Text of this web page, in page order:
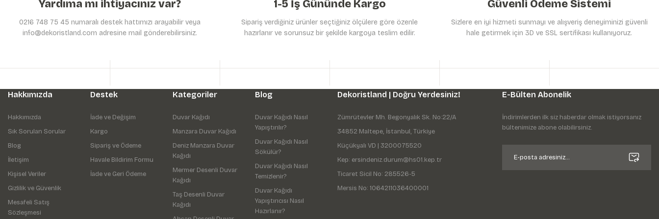
Gönder
Yardıma mı ihtiyacınız var?
0216 748 75 45 numaralı destek hattımızı arayabilir veya
info@dekoristland.com adresine mail gönderebilirsiniz.
1-5 İş Gününde Kargo
Sipariş verdiğiniz ürünler seçtiğiniz ölçülere göre özenle
hazırlanır ve sorunsuz bir şekilde kargoya teslim edilir.
Güvenli Ödeme Sistemi
Sizlere en iyi hizmeti sunmayı ve alışveriş deneyiminizi güvenli
hale getirmek için 3D ve SSL sertifikası kullanıyoruz.
Hakkımızda
Hakkımızda
Sık Sorulan Sorular
Blog
İletişim
Kişisel Veriler
Gizlilik ve Güvenlik
Mesafeli Satış
Sözleşmesi
Destek
İade ve Değişim
Kargo
Sipariş ve Ödeme
Havale Bildirim Formu
İade ve Geri Ödeme
Kategoriler
Duvar Kağıdı
Manzara Duvar Kağıdı
Deniz Manzara Duvar
Kağıdı
Mermer Desenli Duvar
Kağıdı
Taş Desenli Duvar
Kağıdı
Blog
Duvar Kağıdı Nasıl
Yapıştırılır?
Duvar Kağıdı Nasıl
Sökülür?
Duvar Kağıdı Nasıl
Temizlenir?
Duvar Kağıdı
Yapıştırıcısı Nasıl
Hazırlanır?
Dekoristland | Doğru Yerdesiniz!
Zümrütevler Mh. Begonyalık Sk. No:22/A
34852 Maltepe, İstanbul, Türkiye
Küçükyalı VD | 3200075520
Kep: ersindeniz.durum@hs01.kep.tr
Ticaret Sicil No: 285526-5
Mersis No: 1064211036400001
E-Bülten Abonelik
İndirimlerden ilk siz haberdar olmak istiyorsanız
bültenimize abone olabilirsiniz.